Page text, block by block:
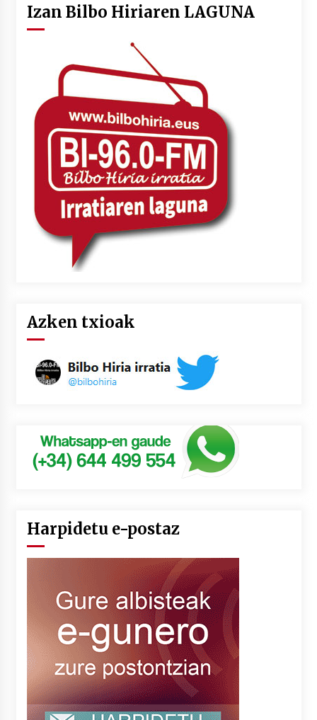
Izan Bilbo Hiriaren LAGUNA
Azken txioak
Harpidetu e-postaz